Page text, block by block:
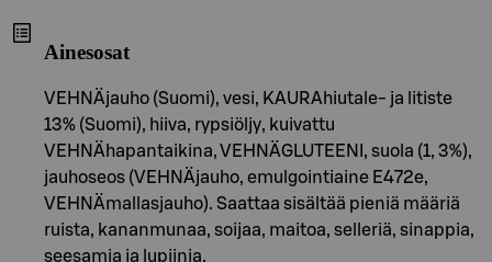
Ainesosat
VEHNÄjauho (Suomi), vesi, KAURAhiutale- ja litiste
13% (Suomi), hiiva, rypsiöljy, kuivattu
VEHNÄhapantaikina, VEHNÄGLUTEENI, suola (1, 3%),
jauhoseos (VEHNÄjauho, emulgointiaine E472e,
VEHNÄmallasjauho). Saattaa sisältää pieniä määriä
ruista, kananmunaa, soijaa, maitoa, selleriä, sinappia,
seesamia ja lupiinia.